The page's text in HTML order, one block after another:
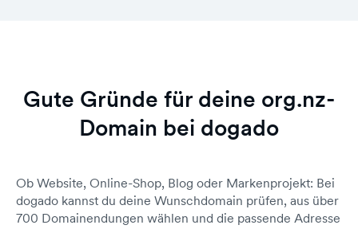
Gute Gründe für deine org.nz-
Domain bei dogado
Ob Website, Online-Shop, Blog oder Markenprojekt: Bei
dogado kannst du deine Wunschdomain prüfen, aus über
700 Domainendungen wählen und die passende Adresse